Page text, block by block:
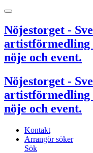
Nöjestorget -
nöje och event.
Nöjestorget -
nöje och event.
Kontakt
Arrangör söker
Sök